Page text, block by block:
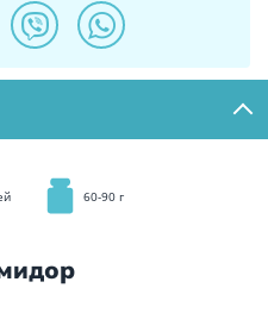
60-90 г